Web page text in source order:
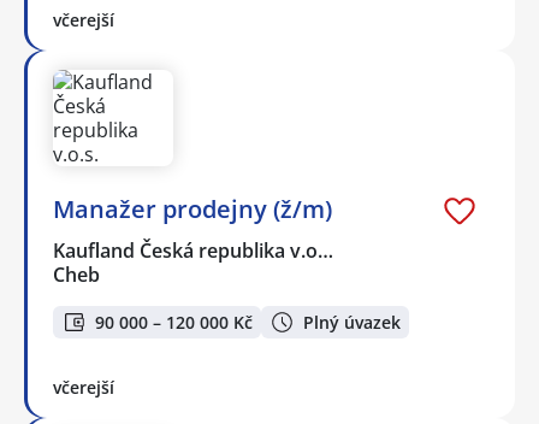
včerejší
Manažer prodejny (ž/m)
Kaufland Česká republika v.o…
Cheb
90 000 – 120 000 Kč Plný úvazek
včerejší